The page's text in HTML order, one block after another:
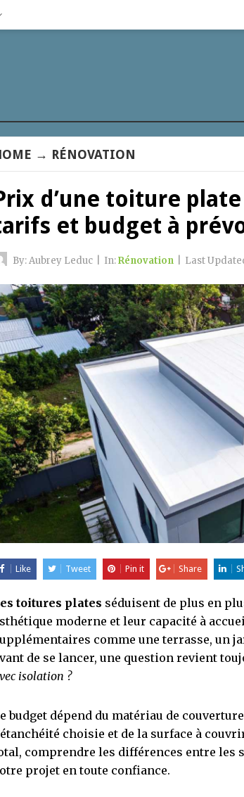
→ RÉNOVATION
d’une toiture
et budget à
By:Aubrey Leduc In:Rénovation Last
Like Tweet Pin it Share
toitures plates séduisent de plus en
moderne et leur capacité à
comme une terrasse, un
de se lancer, une question revient
isolation ?
budget dépend du matériau de
choisie et de la surface à
comprendre les différences entre
projet en toute confiance.